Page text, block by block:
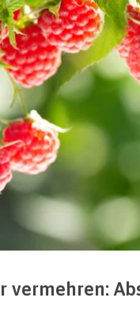
vermehren: